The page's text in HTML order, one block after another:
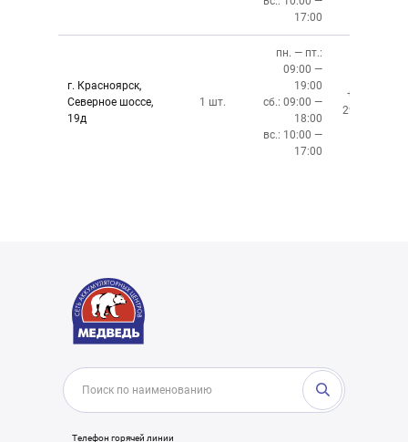
17:00
г. Красноярск,
Северное шоссе,
19д
1 шт.
пн. — пт.:
09:00 —
19:00
сб.: 09:00 —
18:00
вс.: 10:00 —
17:00
+7 (391)
299-76-06
Телефон горячей линии